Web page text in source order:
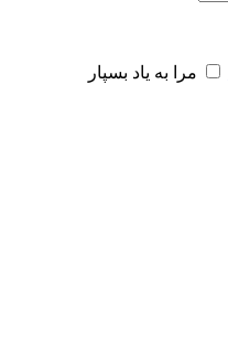
مرا به یاد بسپار